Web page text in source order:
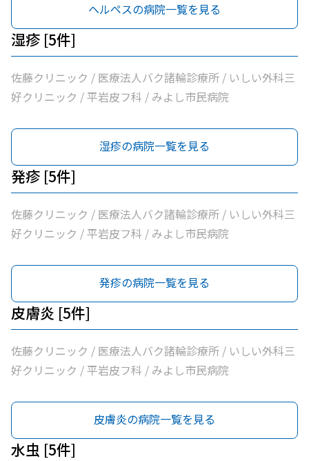
ヘルペスの病院一覧を見る
湿疹 [5件]
佐藤クリニック / 医療法人バク諸輪診療所 / いしい外科三
好クリニック / 平岩皮フ科 / みよし市民病院
湿疹の病院一覧を見る
発疹 [5件]
佐藤クリニック / 医療法人バク諸輪診療所 / いしい外科三
好クリニック / 平岩皮フ科 / みよし市民病院
発疹の病院一覧を見る
皮膚炎 [5件]
佐藤クリニック / 医療法人バク諸輪診療所 / いしい外科三
好クリニック / 平岩皮フ科 / みよし市民病院
皮膚炎の病院一覧を見る
水虫 [5件]